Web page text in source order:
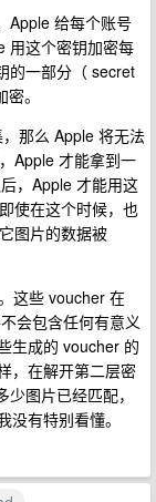
Apple 给每个账号
用这个密钥加密每
的一部分（ secret
。
那么 Apple 将无法
Apple 才能拿到一
，Apple 才能用这
使在这个时候，也
图片的数据被
这些 voucher 在
会包含任何有意义
生成的 voucher 的
，在解开第二层密
图片已经匹配，
有特别看懂。